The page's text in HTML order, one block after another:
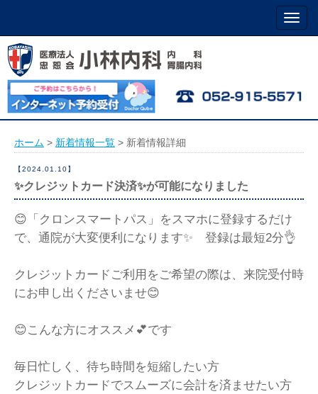
名古屋市北区黒川 小林内科 胃腸科 消化器内科
ホーム > 新着情報一覧> 新着情報詳細
【2024.01.10】
✨クレジットカード決済✨が可能になりました
😊「クロンスマートパス」をスマホに登録するだけ
で、通院が大変便利になります✨ 登録は最短2分👌
クレジットカードご利用をご希望の際は、来院受付時
にお申し出くださいませ😊
😊こんな方にオススメ💕です
毎日忙しく、待ち時間を短縮したい方
クレジットカードでスムーズに会計を済ませたい方